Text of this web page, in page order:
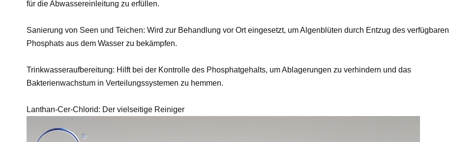
für die Abwassereinleitung zu erfüllen.
Sanierung von Seen und Teichen: Wird zur Behandlung vor Ort eingesetzt, um Algenblüten durch Entzug des verfügbaren
Phosphats aus dem Wasser zu bekämpfen.
Trinkwasseraufbereitung: Hilft bei der Kontrolle des Phosphatgehalts, um Ablagerungen zu verhindern und das
Bakterienwachstum in Verteilungssystemen zu hemmen.
Lanthan-Cer-Chlorid: Der vielseitige Reiniger